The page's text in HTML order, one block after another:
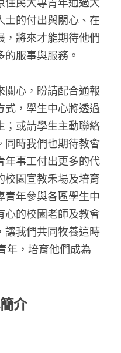
住民大專青年通過大
士的付出與關心、在
，將來才能期待他們
的服事與服務。
關心，盼請配合通報
式，學生中心將透過
；或請學生主動聯絡
同時我們也期待教會
年事工付出更多的代
校園宣教禾場及培育
青年參與各區學生中
心的校園老師及教會
讓我們共同牧養這時
年，培育他們成為
介